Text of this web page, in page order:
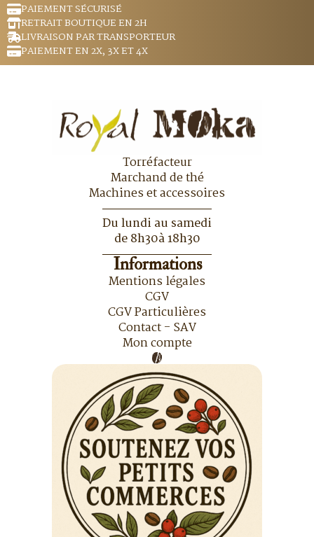
PAIEMENT SÉCURISÉ
RETRAIT BOUTIQUE EN 2H
LIVRAISON PAR TRANSPORTEUR
PAIEMENT EN 2X, 3X ET 4X
Torréfacteur
Marchand de thé
Machines et accessoires
Du lundi au samedi
de 8h30à 18h30
Informations
Mentions légales
CGV
CGV Particulières
Contact - SAV
Mon compte